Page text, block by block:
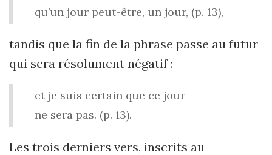
qu’un jour peut-être, un jour, (p. 13),
tandis que la fin de la phrase passe au futur
qui sera résolument négatif :
et je suis certain que ce jour
ne sera pas. (p. 13).
Les trois derniers vers, inscrits au